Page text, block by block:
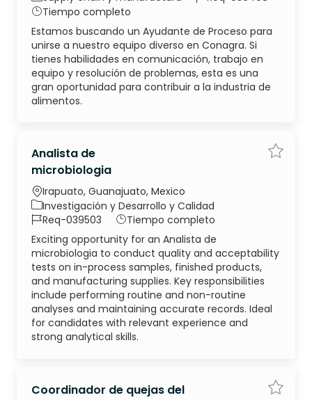
Tipo de trabajo
Tiempo completo
Estamos buscando un Ayudante de Proceso para
unirse a nuestro equipo diverso en Conagra. Si
tienes habilidades en comunicación, trabajo en
equipo y resolución de problemas, esta es una
gran oportunidad para contribuir a la industria de
alimentos.
Analista de
microbiologia
Ubicación
Irapuato, Guanajuato, Mexico
Categoría
Investigación y Desarrollo y Calidad
ID de trabajo
Req-039503 Tipo de trabajo
Tiempo completo
Exciting opportunity for an Analista de
microbiologia to conduct quality and acceptability
tests on in-process samples, finished products,
and manufacturing supplies. Key responsibilities
include performing routine and non-routine
analyses and maintaining accurate records. Ideal
for candidates with relevant experience and
strong analytical skills.
Coordinador de quejas del